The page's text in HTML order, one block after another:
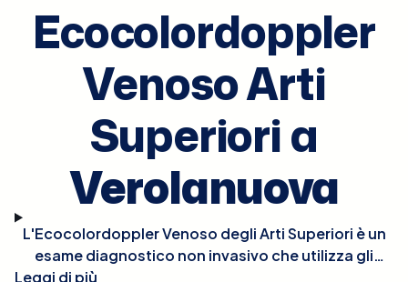
Ecocolordoppler
Venoso Arti
Superiori a
Verolanuova
L'Ecocolordoppler Venoso degli Arti Superiori è un
esame diagnostico non invasivo che utilizza gli
ultrasuoni per esaminare il flusso sanguigno nelle
Leggi di più